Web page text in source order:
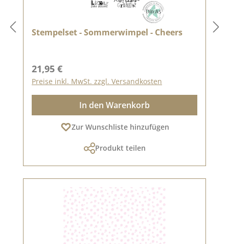
Stempelset - Sommerwimpel - Cheers
Regulärer Preis:
21,95 €
Preise inkl. MwSt. zzgl. Versandkosten
In den Warenkorb
Zur Wunschliste hinzufügen
Produkt teilen